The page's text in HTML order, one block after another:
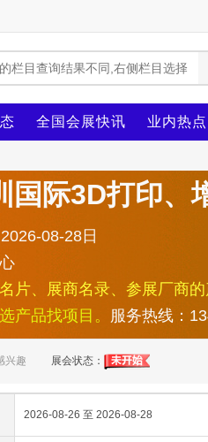
全国会展快讯 业内热
际3D打印、
08-28日
片、展商名录、参展厂商
产品找项目。 服务热线：
兴趣 展会状态：
2026-08-26 至 2026-08-28